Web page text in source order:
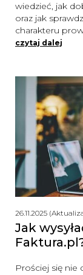
wiedzieć, jak
oraz jak
charakteru
czytaj dalej
26.11.2025
Jak
Prościej się nie